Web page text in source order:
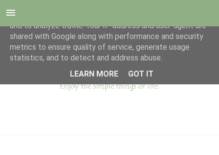
This site uses cookies from Google to deliver its services
and to analyze traffic. Your IP address and user-agent are
shared with Google along with performance and security
metrics to ensure quality of service, generate usage
statistics, and to detect and address abuse.
LEARN MORE
GOT IT